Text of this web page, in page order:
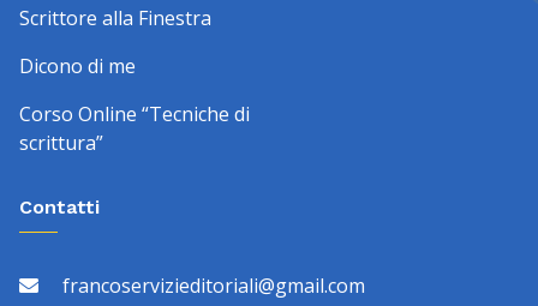
Scrittore alla Finestra
Dicono di me
Corso Online “Tecniche di
scrittura”
Contatti
francoservizieditoriali@gmail.com